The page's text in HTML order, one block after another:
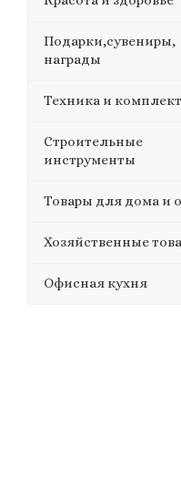
Подарки,сувениры,
награды
Техника и
Строительные
инструменты
Товары для дома и
Хозяйственные
Офисная кухня